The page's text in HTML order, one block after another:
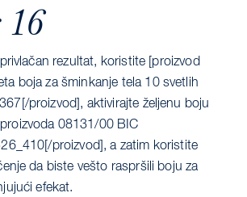
16
rezultat, koristite [proizvod
boja za šminkanje tela 10 svetlih
proizvod], aktivirajte željenu boju
08131/00 BIC
proizvod], a zatim koristite
da biste vešto raspršili boju za
efekat.